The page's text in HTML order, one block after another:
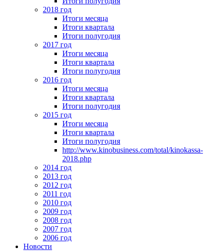
2018 год
Итоги месяца
Итоги квартала
Итоги полугодия
2017 год
Итоги месяца
Итоги квартала
Итоги полугодия
2016 год
Итоги месяца
Итоги квартала
Итоги полугодия
2015 год
Итоги месяца
Итоги квартала
Итоги полугодия
http://www.kinobusiness.com/total/kinokassa-
2018.php
2014 год
2013 год
2012 год
2011 год
2010 год
2009 год
2008 год
2007 год
2006 год
Новости